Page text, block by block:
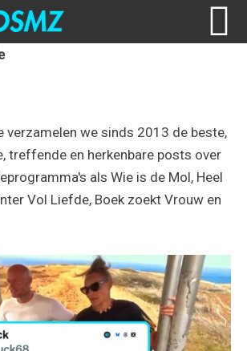
verzamelen we sinds 2013 de beste,
treffende en herkenbare posts over
als Wie is de Mol, Heel
Vol Liefde, Boek zoekt Vrouw en